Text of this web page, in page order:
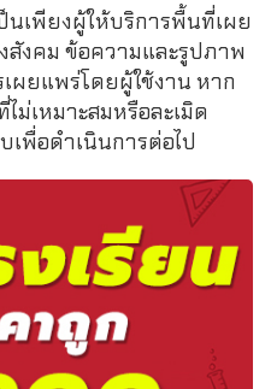
นเพียงผู้ให้บริการพื้นที่เผย
สังคม ข้อความและรูปภาพ
ผยแพร่โดยผู้ใช้งาน หาก
เหมาะสมหรือละเมิด
พื่อดำเนินการต่อไป